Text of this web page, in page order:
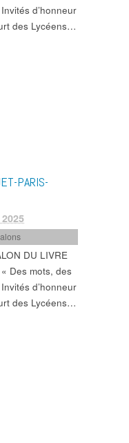
d’honneur
des Lycéens…
PARIS-
DU LIVRE
Des mots, des
d’honneur
des Lycéens…